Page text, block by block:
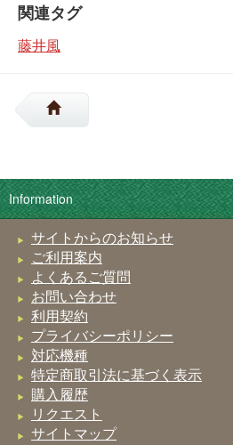
関連タグ
藤井風
Information
サイトからのお知らせ
ご利用案内
よくあるご質問
お問い合わせ
利用契約
プライバシーポリシー
対応機種
特定商取引法に基づく表示
購入履歴
リクエスト
サイトマップ